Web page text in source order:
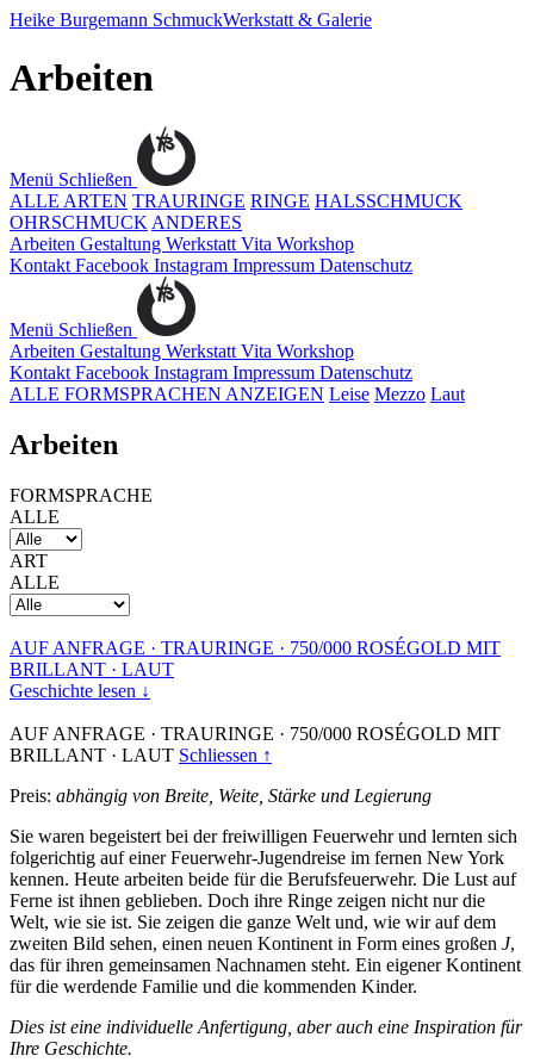
Heike Burgemann SchmuckWerkstatt & Galerie
Arbeiten
Menü Schließen
ALLE ARTEN TRAURINGE RINGE HALSSCHMUCK
OHRSCHMUCK ANDERES
Arbeiten Gestaltung Werkstatt Vita Workshop
Kontakt Facebook Instagram Impressum Datenschutz
Menü Schließen
Arbeiten Gestaltung Werkstatt Vita Workshop
Kontakt Facebook Instagram Impressum Datenschutz
ALLE FORMSPRACHEN ANZEIGEN Leise Mezzo Laut
Arbeiten
FORMSPRACHE
ALLE
ART
ALLE
AUF ANFRAGE · TRAURINGE · 750/000 ROSÉGOLD MIT
BRILLANT · LAUT
Geschichte lesen ↓
AUF ANFRAGE · TRAURINGE · 750/000 ROSÉGOLD MIT
BRILLANT · LAUT Schliessen ↑
Preis: abhängig von Breite, Weite, Stärke und Legierung
Sie waren begeistert bei der freiwilligen Feuerwehr und lernten sich
folgerichtig auf einer Feuerwehr-Jugendreise im fernen New York
kennen. Heute arbeiten beide für die Berufsfeuerwehr. Die Lust auf
Ferne ist ihnen geblieben. Doch ihre Ringe zeigen nicht nur die
Welt, wie sie ist. Sie zeigen die ganze Welt und, wie wir auf dem
zweiten Bild sehen, einen neuen Kontinent in Form eines großen J,
das für ihren gemeinsamen Nachnamen steht. Ein eigener Kontinent
für die werdende Familie und die kommenden Kinder.
Dies ist eine individuelle Anfertigung, aber auch eine Inspiration für
Ihre Geschichte.